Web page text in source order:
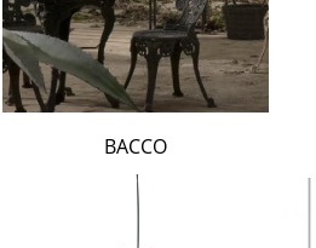
BACCO